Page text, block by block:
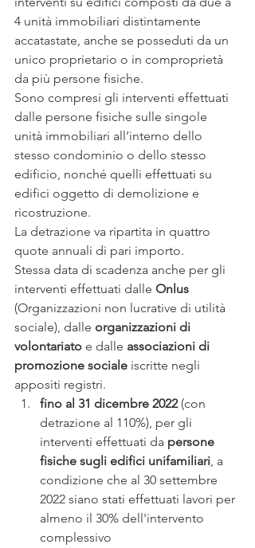
4 unità immobiliari distintamente
accatastate, anche se posseduti da un
unico proprietario o in comproprietà
da più persone fisiche.
Sono compresi gli interventi effettuati
dalle persone fisiche sulle singole
unità immobiliari all’interno dello
stesso condominio o dello stesso
edificio, nonché quelli effettuati su
edifici oggetto di demolizione e
ricostruzione.
La detrazione va ripartita in quattro
quote annuali di pari importo.
Stessa data di scadenza anche per gli
interventi effettuati dalle Onlus
(Organizzazioni non lucrative di utilità
sociale), dalle organizzazioni di
volontariato e dalle associazioni di
promozione sociale iscritte negli
appositi registri.
fino al 31 dicembre 2022 (con
detrazione al 110%), per gli
interventi effettuati da persone
fisiche sugli edifici unifamiliari, a
condizione che al 30 settembre
2022 siano stati effettuati lavori per
almeno il 30% dell'intervento
complessivo